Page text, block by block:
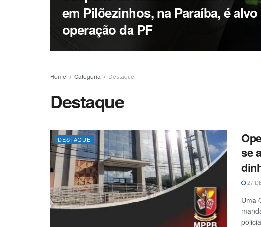
em Pilõezinhos, na Paraíba, é alvo
operação da PF
Home Categoria Destaque
Destaque
DESTAQUE
se
27
Uma